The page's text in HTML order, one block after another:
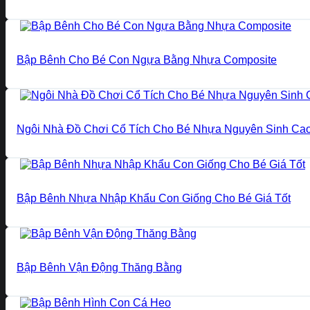
Bập Bênh Cho Bé Con Ngựa Bằng Nhựa Composite
Ngôi Nhà Đồ Chơi Cổ Tích Cho Bé Nhựa Nguyên Sinh
Bập Bênh Nhựa Nhập Khẩu Con Giống Cho Bé Giá Tốt
Bập Bênh Vận Động Thăng Bằng